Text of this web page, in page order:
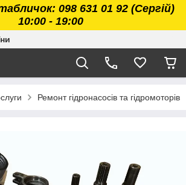
098 631 01 92 (Сергій)
10:00 - 19:00
Ремонт гідронасосів та гідромоторів